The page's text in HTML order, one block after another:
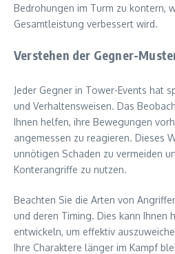
Bedrohungen im Turm zu kontern,
Gesamtleistung verbessert wird.
Verstehen der Gegner-
Jeder Gegner in Tower-Events hat
und Verhaltensweisen. Das
Ihnen helfen, ihre Bewegungen
angemessen zu reagieren. Dieses
unnötigen Schaden zu vermeiden
Konterangriffe zu nutzen.
Beachten Sie die Arten von
und deren Timing. Dies kann Ihnen
entwickeln, um effektiv
Ihre Charaktere länger im Kampf